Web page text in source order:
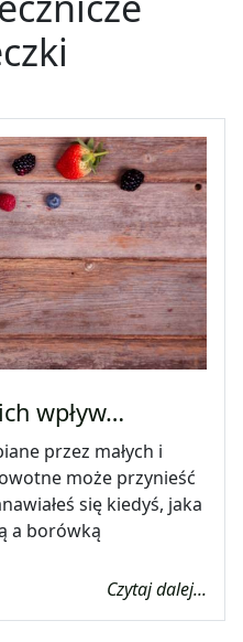
wpływ…
przez małych i
może przynieść
się kiedyś, jaka
a borówką
Czytaj dalej...